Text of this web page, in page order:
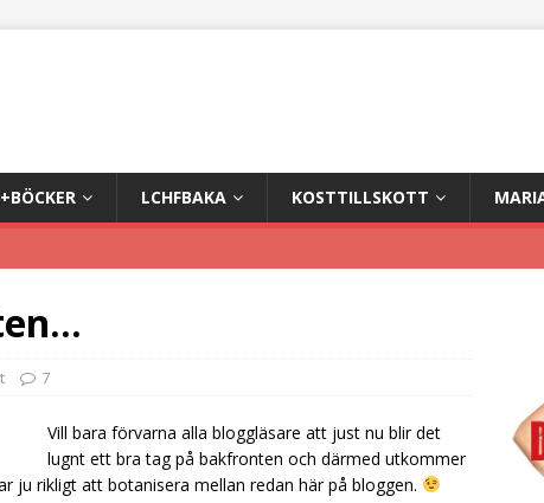
LCHFBAKA KOSTTILLSKOTT
7
Vill bara förvarna alla bloggläsare att just nu blir det
lugnt ett bra tag på bakfronten och därmed utkommer
ju rikligt att botanisera mellan redan här på bloggen.